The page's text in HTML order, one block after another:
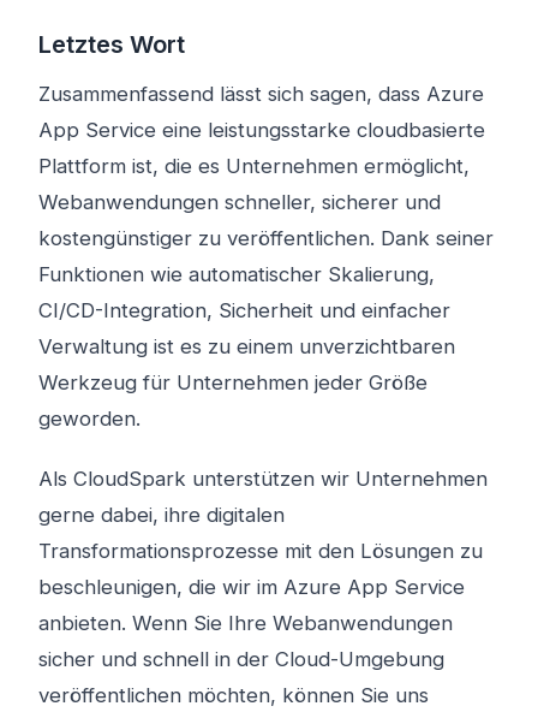
Letztes Wort
Zusammenfassend lässt sich sagen, dass Azure
App Service eine leistungsstarke cloudbasierte
Plattform ist, die es Unternehmen ermöglicht,
Webanwendungen schneller, sicherer und
kostengünstiger zu veröffentlichen. Dank seiner
Funktionen wie automatischer Skalierung,
CI/CD-Integration, Sicherheit und einfacher
Verwaltung ist es zu einem unverzichtbaren
Werkzeug für Unternehmen jeder Größe
geworden.
Als CloudSpark unterstützen wir Unternehmen
gerne dabei, ihre digitalen
Transformationsprozesse mit den Lösungen zu
beschleunigen, die wir im Azure App Service
anbieten. Wenn Sie Ihre Webanwendungen
sicher und schnell in der Cloud-Umgebung
veröffentlichen möchten, können Sie uns